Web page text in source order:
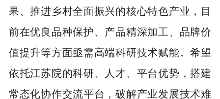
果、推进乡村全面振兴的核心特色产业，目
前在优良品种保护、产品精深加工、品牌价
值提升等方面亟需高端科研技术赋能。希望
依托江苏院的科研、人才、平台优势，搭建
常态化协作交流平台，破解产业发展技术难